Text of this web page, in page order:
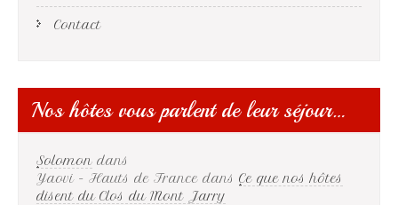
Contact
Nos hôtes vous parlent de leur séjour…
Solomon dans
Yaovi - Hauts de France dans Ce que nos hôtes
disent du Clos du Mont Jarry